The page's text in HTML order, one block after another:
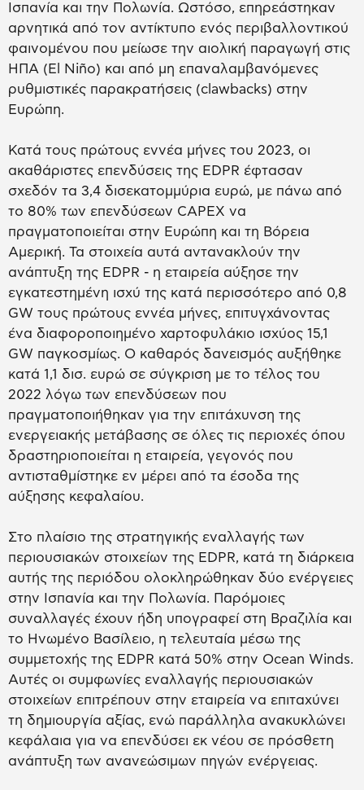
Ισπανία και την Πολωνία. Ωστόσο, επηρεάστηκαν
αρνητικά από τον αντίκτυπο ενός περιβαλλοντικού
φαινομένου που μείωσε την αιολική παραγωγή στις
ΗΠΑ (El Niño) και από μη επαναλαμβανόμενες
ρυθμιστικές παρακρατήσεις (clawbacks) στην
Ευρώπη.
Κατά τους πρώτους εννέα μήνες του 2023, οι
ακαθάριστες επενδύσεις της EDPR έφτασαν
σχεδόν τα 3,4 δισεκατομμύρια ευρώ, με πάνω από
το 80% των επενδύσεων CAPEX να
πραγματοποιείται στην Ευρώπη και τη Βόρεια
Αμερική. Τα στοιχεία αυτά αντανακλούν την
ανάπτυξη της EDPR - η εταιρεία αύξησε την
εγκατεστημένη ισχύ της κατά περισσότερο από 0,8
GW τους πρώτους εννέα μήνες, επιτυγχάνοντας
ένα διαφοροποιημένο χαρτοφυλάκιο ισχύος 15,1
GW παγκοσμίως. Ο καθαρός δανεισμός αυξήθηκε
κατά 1,1 δισ. ευρώ σε σύγκριση με το τέλος του
2022 λόγω των επενδύσεων που
πραγματοποιήθηκαν για την επιτάχυνση της
ενεργειακής μετάβασης σε όλες τις περιοχές όπου
δραστηριοποιείται η εταιρεία, γεγονός που
αντισταθμίστηκε εν μέρει από τα έσοδα της
αύξησης κεφαλαίου.
Στο πλαίσιο της στρατηγικής εναλλαγής των
περιουσιακών στοιχείων της EDPR, κατά τη διάρκεια
αυτής της περιόδου ολοκληρώθηκαν δύο ενέργειες
στην Ισπανία και την Πολωνία. Παρόμοιες
συναλλαγές έχουν ήδη υπογραφεί στη Βραζιλία και
το Ηνωμένο Βασίλειο, η τελευταία μέσω της
συμμετοχής της EDPR κατά 50% στην Ocean Winds.
Αυτές οι συμφωνίες εναλλαγής περιουσιακών
στοιχείων επιτρέπουν στην εταιρεία να επιταχύνει
τη δημιουργία αξίας, ενώ παράλληλα ανακυκλώνει
κεφάλαια για να επενδύσει εκ νέου σε πρόσθετη
ανάπτυξη των ανανεώσιμων πηγών ενέργειας.